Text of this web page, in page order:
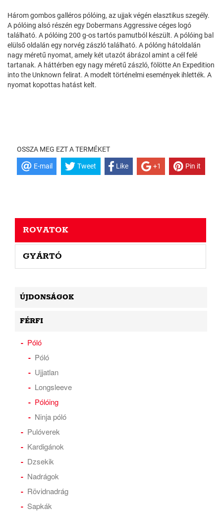
Három gombos galléros pólóing, az ujjak végén elasztikus szegély.
A pólóing alsó részén egy Dobermans Aggressive céges logó
található. A pólóing 200 g-os tartós pamutból készült. A pólóing bal
elülső oldalán egy norvég zászló található. A pólóng hátoldalán
nagy méretű nyomat, amely két utazót ábrázol amint a cél felé
tartanak. A háttérben egy nagy méretű zászló, fölötte An Expedition
into the Unknown felirat. A modelt történelmi események ihlették. A
nyomat kopottas hatást kelt.
OSSZA MEG EZT A TERMÉKET
E-mail Tweet Like +1 Pin it
ROVATOK
GYÁRTÓ
ÚJDONSÁGOK
FÉRFI
Póló
Póló
Ujjatlan
Longsleeve
Pólóing
Ninja póló
Pulóverek
Kardigánok
Dzsekik
Nadrágok
Rövidnadrág
Sapkák